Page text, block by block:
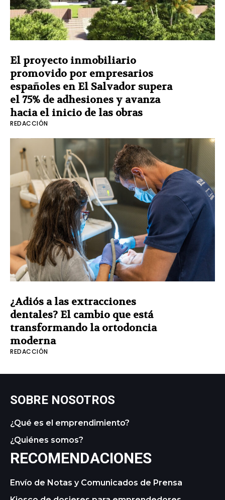
El proyecto inmobiliario
promovido por empresarios
españoles en El Salvador supera
el 75% de adhesiones y avanza
hacia el inicio de las obras
REDACCIÓN
¿Adiós a las extracciones
dentales? El cambio que está
transformando la ortodoncia
moderna
REDACCIÓN
SOBRE NOSOTROS
¿Qué es el emprendimiento?
¿Quiénes somos?
RECOMENDACIONES
Envío de Notas y Comunicados de Prensa